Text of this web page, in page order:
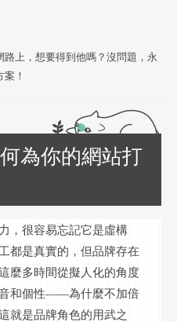
上，想要得到他嗎？沒問題，永
！
為你的網站打
，很容易忘記它是虛構
都是真實的，但品牌存在
麼多時間從擬人化的角度
和個性——為什麼不加倍
就是品牌角色的用武之